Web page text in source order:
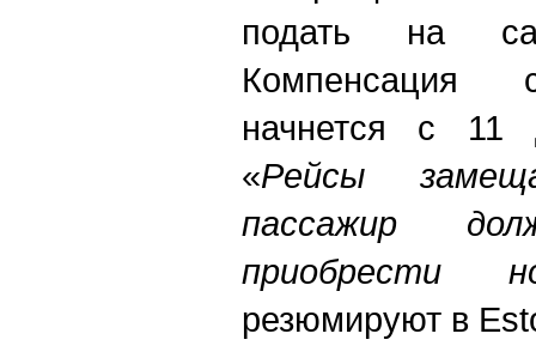
подать на
Компенсация
начнется с 11
«Рейсы
пассажир
приобрести
резюмируют в